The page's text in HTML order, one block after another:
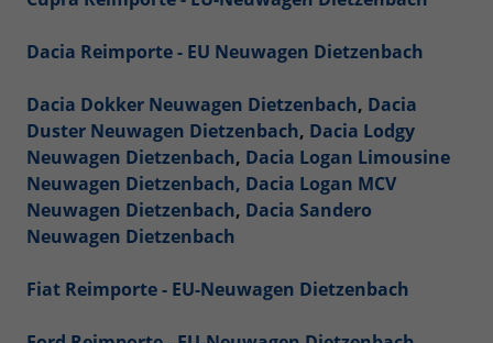
Dacia Reimporte - EU Neuwagen Dietzenbach
Dacia Dokker Neuwagen Dietzenbach, Dacia
Duster Neuwagen Dietzenbach, Dacia Lodgy
Neuwagen Dietzenbach, Dacia Logan Limousine
Neuwagen Dietzenbach, Dacia Logan MCV
Neuwagen Dietzenbach, Dacia Sandero
Neuwagen Dietzenbach
Fiat Reimporte - EU-Neuwagen Dietzenbach